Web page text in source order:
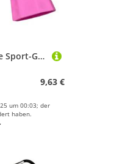
yanwuwa Rutschfeste Sport-Griffhülsen, atmungsaktives Silikon, schweißresistent, für Tischtennisschläger und Paddel, leichtes Silikon, Schläger
9,63 €
um 00:03; der
haben.